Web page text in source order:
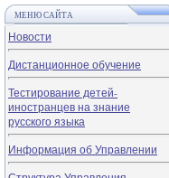
МЕНЮ САЙТА
Новости
Дистанционное обучение
Тестирование детей-
иностранцев на знание
русского языка
Информация об Управлении